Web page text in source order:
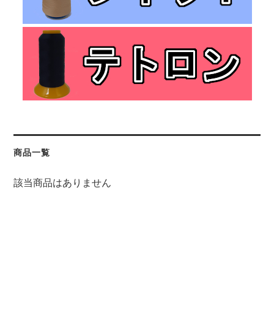
商品一覧
該当商品はありません